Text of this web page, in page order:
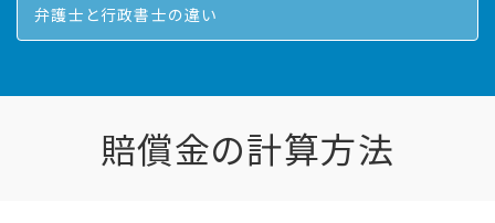
弁護士と行政書士の違い
賠償金の計算方法